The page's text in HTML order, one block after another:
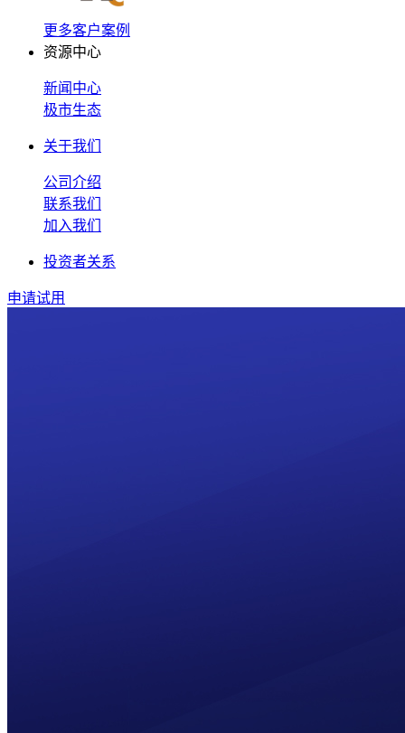
更多客户案例
资源中心
新闻中心
极市生态
关于我们
公司介绍
联系我们
加入我们
投资者关系
申请试用